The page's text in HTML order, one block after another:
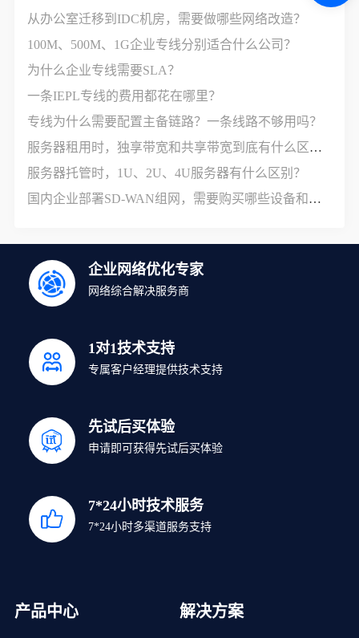
从办公室迁移到IDC机房，需要做哪些网络改造？
100M、500M、1G企业专线分别适合什么公司？
为什么企业专线需要SLA？
一条IEPL专线的费用都花在哪里？
专线为什么需要配置主备链路？一条线路不够用吗？
服务器租用时，独享带宽和共享带宽到底有什么区别？
服务器托管时，1U、2U、4U服务器有什么区别？
国内企业部署SD-WAN组网，需要购买哪些设备和服务？
企业网络优化专家
网络综合解决服务商
1对1技术支持
专属客户经理提供技术支持
先试后买体验
申请即可获得先试后买体验
7*24小时技术服务
7*24小时多渠道服务支持
产品中心 解决方案